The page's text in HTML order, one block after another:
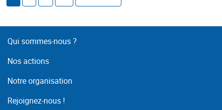
Qui sommes-nous ?
Nos actions
Notre organisation
Rejoignez-nous !